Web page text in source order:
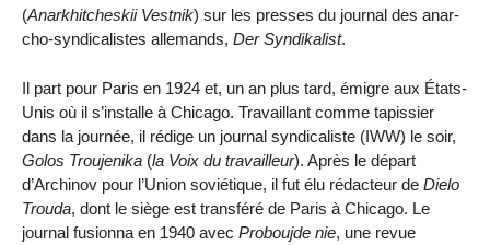
(Anarkhitcheskii Vestnik) sur les presses du journal des anar­
cho-syndicalistes allemands, Der Syn­dikalist.
Il part pour Paris en 1924 et, un an plus tard, émigre aux États-
Unis où il s’installe à Chicago. Travaillant comme tapissier
dans la journée, il rédige un journal syndicaliste (IWW) le soir,
Golos Troujenika (la Voix du travailleur). Après le départ
d’Archi­nov pour l’Union soviétique, il fut élu rédacteur de Dielo
Trouda, dont le siège est transféré de Paris à Chicago. Le
journal fusionna en 1940 avec Pro­boujde nie, une revue